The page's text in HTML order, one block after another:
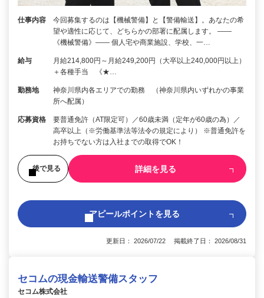
仕事内容
今回募集するのは【機械警備】と【警備輸送】。あなたの希
望や適性に応じて、どちらかの部署に配属します。 ――
《機械警備》―― 個人宅や商業施設、学校、一…
給与
月給214,800円～月給249,200円（大卒以上240,000円以上）
＋各種手当 《★…
勤務地
神奈川県内各エリアでの勤務 （神奈川県内いずれかの事業
所へ配属）
応募資格
要普通免許（AT限定可）／60歳未満（定年が60歳の為）／
高卒以上（※労働基準法等法令の規定により） ※普通免許を
お持ちでない方は入社までの取得でOK！
後で見る 詳細を見る
アピールポイントを見る
更新日： 2026/07/22 掲載終了日： 2026/08/31
セコムの現金輸送警備スタッフ
セコム株式会社